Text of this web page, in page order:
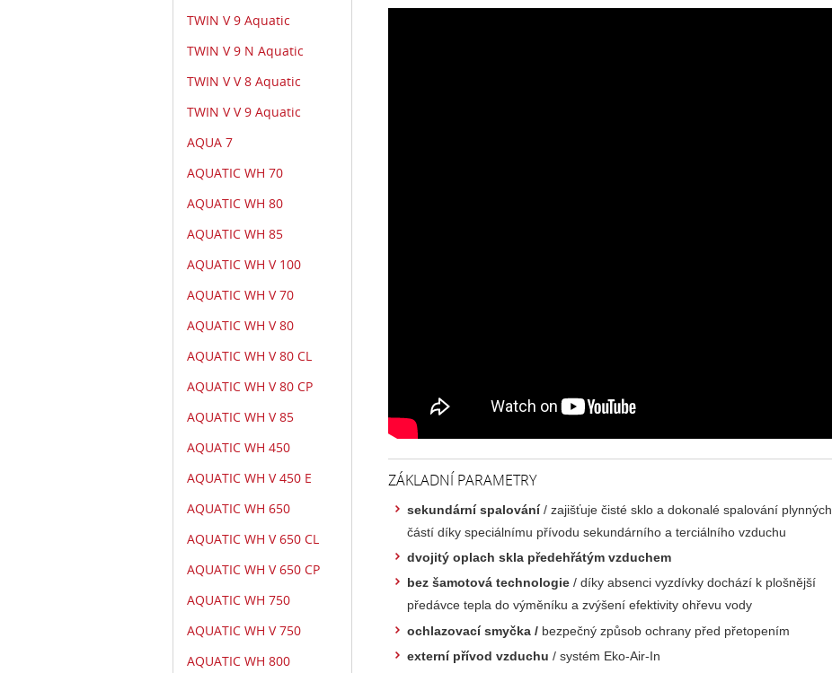
ZÁKLADNÍ PARAMETRY
sekundární spalování/ zajišťuje čisté sklo a dokonalé spalování plynných
částí díky speciálnímu přívodu sekundárního a terciálního vzduchu
dvojitý oplach skla předehřátým vzduchem
bez šamotová technologie / díky absenci vyzdívky dochází k plošnější
předávce tepla do výměníku a zvýšení efektivity ohřevu vody
ochlazovací smyčka / bezpečný způsob ochrany před přetopením
externí přívod vzduchu / systém Eko-Air-In
TWIN V 9 Aquatic
TWIN V 9 N Aquatic
TWIN V V 8 Aquatic
TWIN V V 9 Aquatic
AQUA 7
AQUATIC WH 70
AQUATIC WH 80
AQUATIC WH 85
AQUATIC WH V 100
AQUATIC WH V 70
AQUATIC WH V 80
AQUATIC WH V 80 CL
AQUATIC WH V 80 CP
AQUATIC WH V 85
AQUATIC WH 450
AQUATIC WH V 450 E
AQUATIC WH 650
AQUATIC WH V 650 CL
AQUATIC WH V 650 CP
AQUATIC WH 750
AQUATIC WH V 750
AQUATIC WH 800